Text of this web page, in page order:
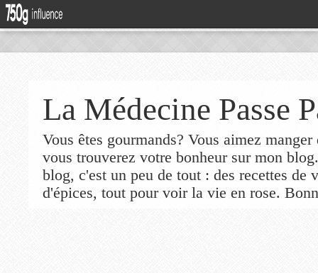
La Médecine Passe
Vous êtes gourmands? Vous aimez
vous trouverez votre bonheur sur mon
blog, c'est un peu de tout : des recettes de
d'épices, tout pour voir la vie en rose.